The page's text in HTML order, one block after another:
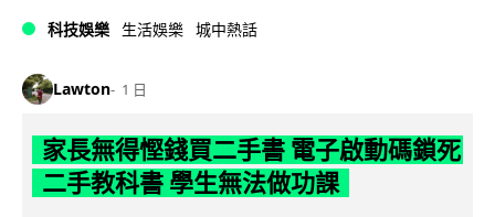
科技娛樂 生活娛樂 城中熱話
Lawton 1 日
家長無得慳錢買二手書 電子啟動碼鎖死
二手教科書 學生無法做功課